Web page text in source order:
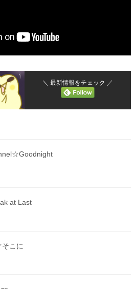
＼ 最新情報をチェック ／
at Last
こに